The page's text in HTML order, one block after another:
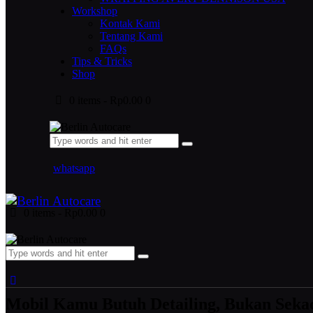
Workshop
Kontak Kami
Tentang Kami
FAQs
Tips & Tricks
Shop
whatsapp